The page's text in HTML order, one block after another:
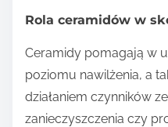
Rola ceramidów w
Ceramidy pomagają w
poziomu nawilżenia, a
działaniem czynników
zanieczyszczenia czy